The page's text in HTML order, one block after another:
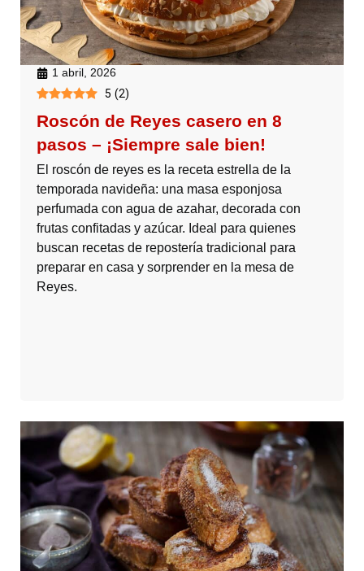
1 abril, 2026
5 (2)
Roscón de Reyes casero en 8
pasos – ¡Siempre sale bien!
El roscón de reyes es la receta estrella de la
temporada navideña: una masa esponjosa
perfumada con agua de azahar, decorada con
frutas confitadas y azúcar. Ideal para quienes
buscan recetas de repostería tradicional para
preparar en casa y sorprender en la mesa de
Reyes.